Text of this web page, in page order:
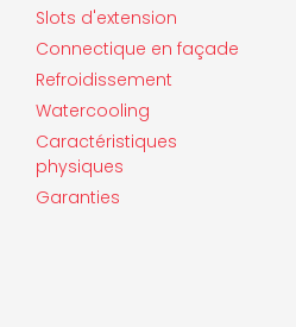
Slots d'extension
Connectique en façade
Refroidissement
Watercooling
Caractéristiques
physiques
Garanties